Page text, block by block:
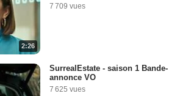
2:26
7 709 vues
SurrealEstate - saison 1 Bande-
annonce VO
7 625 vues